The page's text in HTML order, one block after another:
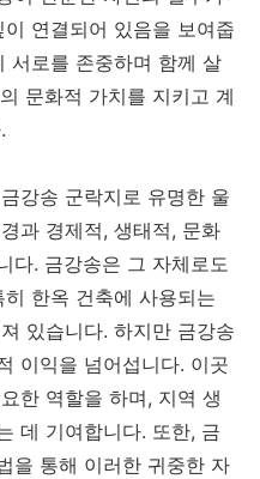
연결되어 있음을 보여줍
서로를 존중하며 함께 살
문화적 가치를 지키고 계
강송 군락지로 유명한 울
과 경제적, 생태적, 문화
다. 금강송은 그 자체로도
한옥 건축에 사용되는
있습니다. 하지만 금강송
이익을 넘어섭니다. 이곳
한 역할을 하며, 지역 생
데 기여합니다. 또한, 금
을 통해 이러한 귀중한 자